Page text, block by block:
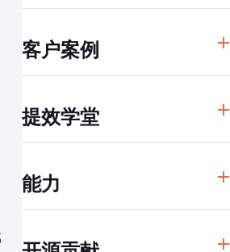
解决方案
软件研发效能度量规范
研发效能 100 问
研发效能红宝书
客户案例
泰康集团
戴尔EMC
妙盈科技
某电商平台
提效学堂
提效视频
GQM 度量体系
MARI指标体系和效能改进指南
能力